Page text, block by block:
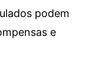
podem
e